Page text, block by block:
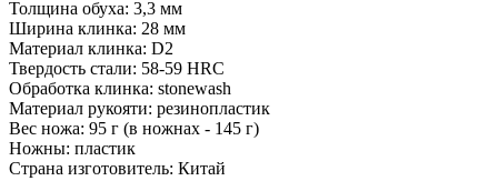
Толщина обуха: 3,3 мм
Ширина клинка: 28 мм
Материал клинка: D2
Твердость стали: 58-59 HRC
Обработка клинка: stonewash
Материал рукояти: резинопластик
Вес ножа: 95 г (в ножнах - 145 г)
Ножны: пластик
Страна изготовитель: Китай